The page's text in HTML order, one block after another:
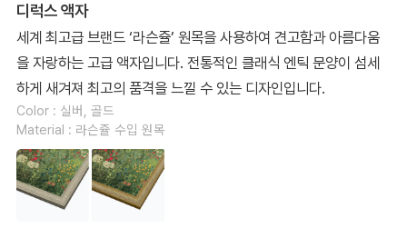
디럭스 액자
세계 최고급 브랜드 ‘라슨쥴’ 원목을 사용하여 견고함과 아름다움
을 자랑하는 고급 액자입니다. 전통적인 클래식 엔틱 문양이 섬세
하게 새겨져 최고의 품격을 느낄 수 있는 디자인입니다.
Color : 실버, 골드
Material : 라슨쥴 수입 원목